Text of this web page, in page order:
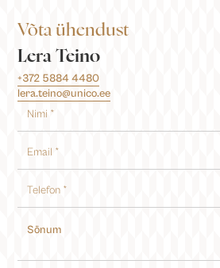
Võta ühendust
Lera Teino
+372 5884 4480
lera.teino@unico.ee